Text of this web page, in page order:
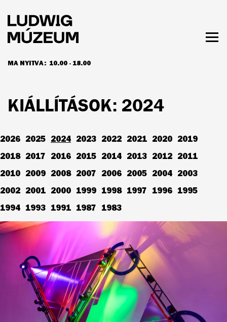
tartalomra
MA NYITVA: 10.00 - 18.00
NYITVATARTÁS ÉS JEGYÁRAK
KIÁLLÍTÁSOK: 2024
2026 2025 2024 2023 2022 2021 2020 2019
2018 2017 2016 2015 2014 2013 2012 2011
2010 2009 2008 2007 2006 2005 2004 2003
2002 2001 2000 1999 1998 1997 1996 1995
1994 1993 1991 1987 1983